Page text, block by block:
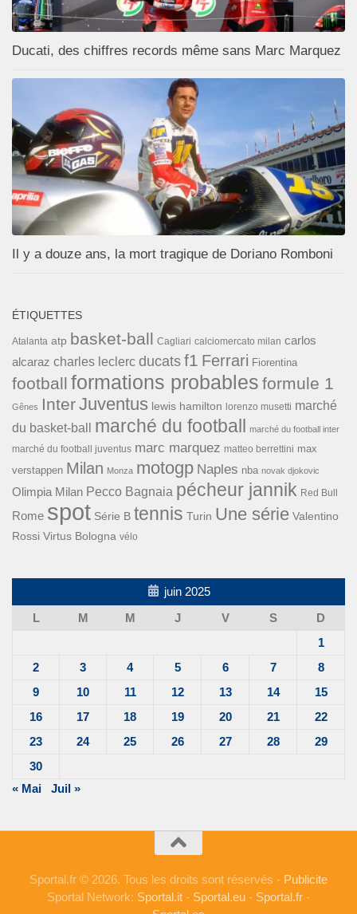
Ducati, des chiffres records même sans Marc Marquez
Il y a douze ans, la mort tragique de Doriano Romboni
ÉTIQUETTES
Atalanta atp basket-ball Cagliari calciomercato milan carlos
alcaraz charles leclerc ducats f1 Ferrari Fiorentina
football formations probables formule 1
Gênes InterJuventus lewis hamilton lorenzo musetti marché
du basket-ball
marché du football marché du football inter
marché du football juventus marc marquez matteo berrettini max
verstappen Milan Monza motogp Naples nba novak djokovic
Olimpia Milan Pecco Bagnaia pécheur jannik Red Bull
Rome spot Série B tennis Turin Une série Valentino
Rossi Virtus Bologna vélo
juin 2025
L
M M J V S
D
1
2
3 4 5 6 7
8
9
10 11 12 13 14
15
16
17 18 19 20 21
22
23
24 25 26 27 28
29
30
« Mai
Juil »
Sportal.fr © 2026. Tous les droits sont réservés - Publicite
Sportal Network: Sportal.it - Sportal.eu - Sportal.fr -